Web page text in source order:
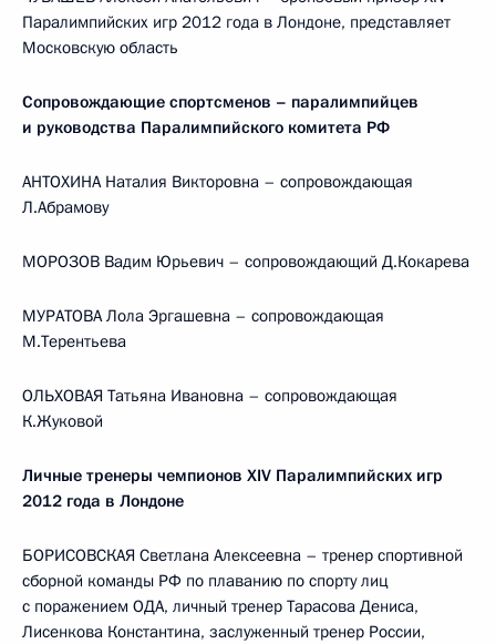
Паралимпийских игр 2012 года в Лондоне, представляет
Московскую область
Сопровождающие спортсменов – паралимпийцев
и руководства Паралимпийского комитета РФ
АНТОХИНА Наталия Викторовна – сопровождающая
Л.Абрамову
МОРОЗОВ Вадим Юрьевич – сопровождающий Д.Кокарева
МУРАТОВА Лола Эргашевна – сопровождающая
М.Терентьева
ОЛЬХОВАЯ Татьяна Ивановна – сопровождающая
К.Жуковой
Личные тренеры чемпионов XIV Паралимпийских игр
2012 года в Лондоне
БОРИСОВСКАЯ Светлана Алексеевна – тренер спортивной
сборной команды РФ по плаванию по спорту лиц
с поражением ОДА, личный тренер Тарасова Дениса,
Лисенкова Константина, заслуженный тренер России,